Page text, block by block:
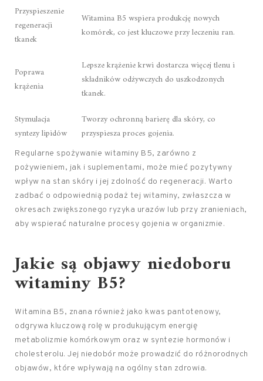
Przyspieszenie
regeneracji
tkanek
Witamina B5 wspiera produkcję nowych
komórek, co jest kluczowe przy leczeniu ran.
Poprawa
krążenia
Lepsze krążenie krwi dostarcza więcej tlenu i
składników odżywczych do uszkodzonych
tkanek.
Stymulacja
syntezy lipidów
Tworzy ochronną barierę dla skóry, co
przyspiesza proces gojenia.
Regularne spożywanie witaminy B5, zarówno z
pożywieniem, jak i suplementami, może mieć pozytywny
wpływ na stan skóry i jej zdolność do regeneracji. Warto
zadbać o odpowiednią podaż tej witaminy, zwłaszcza w
okresach zwiększonego ryzyka urazów lub przy zranieniach,
aby wspierać naturalne procesy gojenia w organizmie.
Jakie są objawy niedoboru
witaminy B5?
Witamina B5, znana również jako kwas pantotenowy,
odgrywa kluczową rolę w produkującym energię
metabolizmie komórkowym oraz w syntezie hormonów i
cholesterolu. Jej niedobór może prowadzić do różnorodnych
objawów, które wpływają na ogólny stan zdrowia.